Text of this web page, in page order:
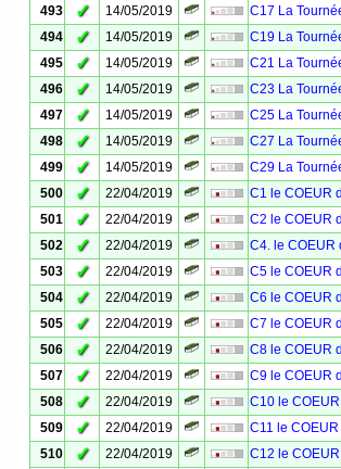
493
✓ 14/05/2019
C17 La
494
✓ 14/05/2019
C19 La
495
✓ 14/05/2019
C21 La
496
✓ 14/05/2019
C23 La
497
✓ 14/05/2019
C25 La
498
✓ 14/05/2019
C27 La
499
✓ 14/05/2019
C29 La
500
✓ 22/04/2019
C1 le COEUR
501
✓ 22/04/2019
C2 le COEUR
502
✓ 22/04/2019
C4. le COEUR
503
✓ 22/04/2019
C5 le COEUR
504
✓ 22/04/2019
C6 le COEUR
505
✓ 22/04/2019
C7 le COEUR
506
✓ 22/04/2019
C8 le COEUR
507
✓ 22/04/2019
C9 le COEUR
508
✓ 22/04/2019
C10 le
509
✓ 22/04/2019
C11 le
510
✓ 22/04/2019
C12 le